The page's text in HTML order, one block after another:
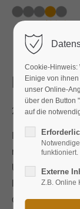
2016-01-08 09:15
In nur 5 Monaten
musste ich nach
Unternehmen, in
lernen, dass bei
das Finden
Cookie-Hinweis:
Einige von
unser Online-
über den Button
auf die
funktioniert.
Externe
Z.B. Online